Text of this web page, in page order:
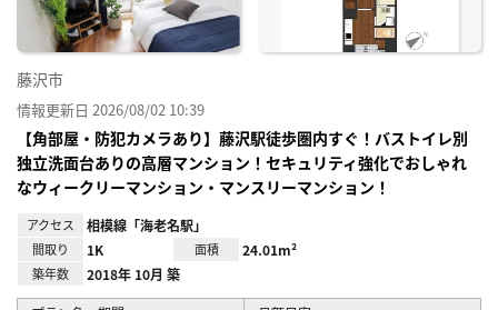
藤沢市
情報更新日 2026/08/02 10:39
【角部屋・防犯カメラあり】藤沢駅徒歩圏内すぐ！バストイレ別
独立洗面台ありの高層マンション！セキュリティ強化でおしゃれ
なウィークリーマンション・マンスリーマンション！
アクセス 相模線「海老名駅」
間取り 1K 面積 24.01m²
築年数 2018年 10月 築